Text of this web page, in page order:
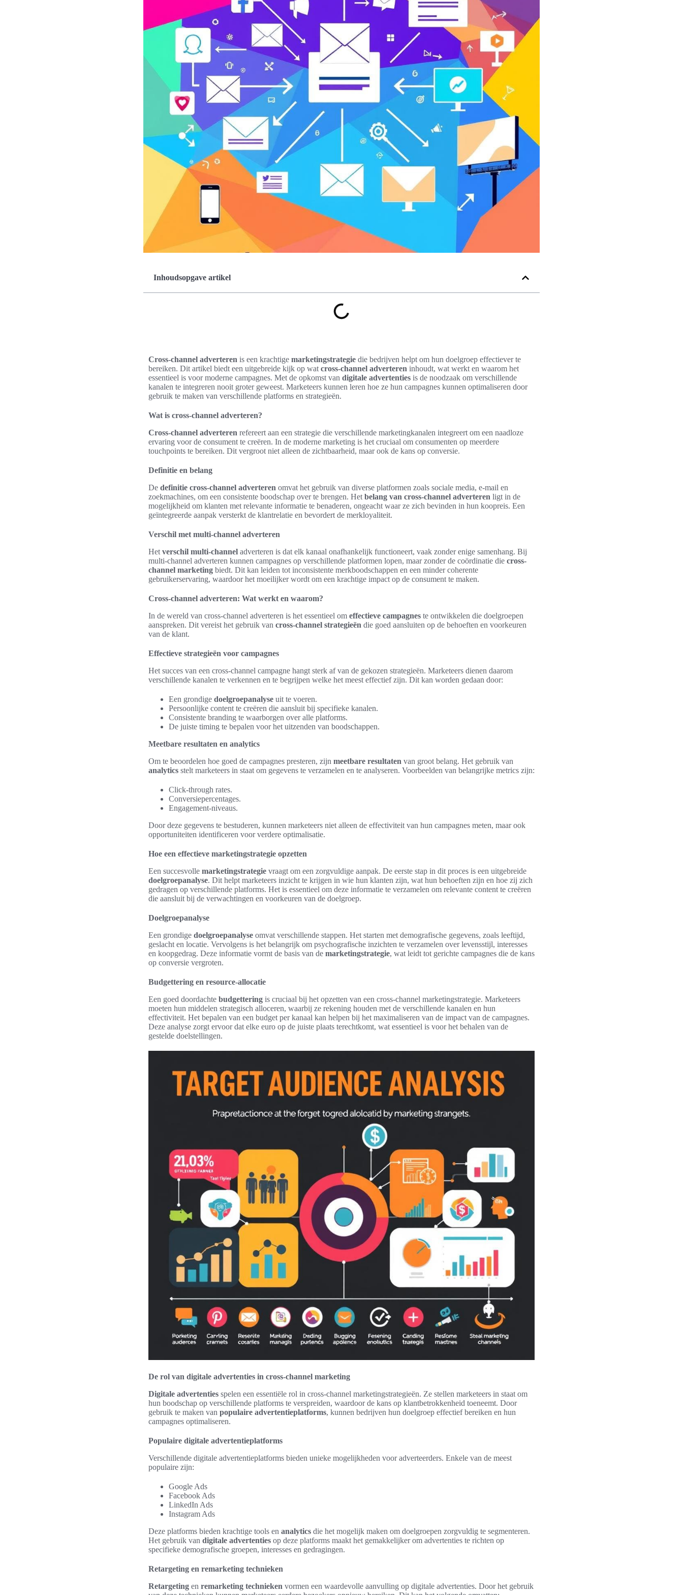
Inhoudsopgave artikel
Cross-channel adverteren is een krachtige marketingstrategie die bedrijven helpt om hun doelgroep effectiever te
bereiken. Dit artikel biedt een uitgebreide kijk op wat cross-channel adverteren inhoudt, wat werkt en waarom het
essentieel is voor moderne campagnes. Met de opkomst van digitale advertenties is de noodzaak om verschillende
kanalen te integreren nooit groter geweest. Marketeers kunnen leren hoe ze hun campagnes kunnen optimaliseren door
gebruik te maken van verschillende platforms en strategieën.
Wat is cross-channel adverteren?
Cross-channel adverteren refereert aan een strategie die verschillende marketingkanalen integreert om een naadloze
ervaring voor de consument te creëren. In de moderne marketing is het cruciaal om consumenten op meerdere
touchpoints te bereiken. Dit vergroot niet alleen de zichtbaarheid, maar ook de kans op conversie.
Definitie en belang
De definitie cross-channel adverteren omvat het gebruik van diverse platformen zoals sociale media, e-mail en
zoekmachines, om een consistente boodschap over te brengen. Het belang van cross-channel adverteren ligt in de
mogelijkheid om klanten met relevante informatie te benaderen, ongeacht waar ze zich bevinden in hun koopreis. Een
geïntegreerde aanpak versterkt de klantrelatie en bevordert de merkloyaliteit.
Verschil met multi-channel adverteren
Het verschil multi-channel adverteren is dat elk kanaal onafhankelijk functioneert, vaak zonder enige samenhang. Bij
multi-channel adverteren kunnen campagnes op verschillende platformen lopen, maar zonder de coördinatie die cross-
channel marketing biedt. Dit kan leiden tot inconsistente merkboodschappen en een minder coherente
gebruikerservaring, waardoor het moeilijker wordt om een krachtige impact op de consument te maken.
Cross-channel adverteren: Wat werkt en waarom?
In de wereld van cross-channel adverteren is het essentieel om effectieve campagnes te ontwikkelen die doelgroepen
aanspreken. Dit vereist het gebruik van cross-channel strategieën die goed aansluiten op de behoeften en voorkeuren
van de klant.
Effectieve strategieën voor campagnes
Het succes van een cross-channel campagne hangt sterk af van de gekozen strategieën. Marketeers dienen daarom
verschillende kanalen te verkennen en te begrijpen welke het meest effectief zijn. Dit kan worden gedaan door:
Een grondige doelgroepanalyse uit te voeren.
Persoonlijke content te creëren die aansluit bij specifieke kanalen.
Consistente branding te waarborgen over alle platforms.
De juiste timing te bepalen voor het uitzenden van boodschappen.
Meetbare resultaten en analytics
Om te beoordelen hoe goed de campagnes presteren, zijn meetbare resultaten van groot belang. Het gebruik van
analytics stelt marketeers in staat om gegevens te verzamelen en te analyseren. Voorbeelden van belangrijke metrics zijn:
Click-through rates.
Conversiepercentages.
Engagement-niveaus.
Door deze gegevens te bestuderen, kunnen marketeers niet alleen de effectiviteit van hun campagnes meten, maar ook
opportuniteiten identificeren voor verdere optimalisatie.
Hoe een effectieve marketingstrategie opzetten
Een succesvolle marketingstrategie vraagt om een zorgvuldige aanpak. De eerste stap in dit proces is een uitgebreide
doelgroepanalyse. Dit helpt marketeers inzicht te krijgen in wie hun klanten zijn, wat hun behoeften zijn en hoe zij zich
gedragen op verschillende platforms. Het is essentieel om deze informatie te verzamelen om relevante content te creëren
die aansluit bij de verwachtingen en voorkeuren van de doelgroep.
Doelgroepanalyse
Een grondige doelgroepanalyse omvat verschillende stappen. Het starten met demografische gegevens, zoals leeftijd,
geslacht en locatie. Vervolgens is het belangrijk om psychografische inzichten te verzamelen over levensstijl, interesses
en koopgedrag. Deze informatie vormt de basis van de marketingstrategie, wat leidt tot gerichte campagnes die de kans
op conversie vergroten.
Budgettering en resource-allocatie
Een goed doordachte budgettering is cruciaal bij het opzetten van een cross-channel marketingstrategie. Marketeers
moeten hun middelen strategisch alloceren, waarbij ze rekening houden met de verschillende kanalen en hun
effectiviteit. Het bepalen van een budget per kanaal kan helpen bij het maximaliseren van de impact van de campagnes.
Deze analyse zorgt ervoor dat elke euro op de juiste plaats terechtkomt, wat essentieel is voor het behalen van de
gestelde doelstellingen.
De rol van digitale advertenties in cross-channel marketing
Digitale advertenties spelen een essentiële rol in cross-channel marketingstrategieën. Ze stellen marketeers in staat om
hun boodschap op verschillende platforms te verspreiden, waardoor de kans op klantbetrokkenheid toeneemt. Door
gebruik te maken van populaire advertentieplatforms, kunnen bedrijven hun doelgroep effectief bereiken en hun
campagnes optimaliseren.
Populaire digitale advertentieplatforms
Verschillende digitale advertentieplatforms bieden unieke mogelijkheden voor adverteerders. Enkele van de meest
populaire zijn:
Google Ads
Facebook Ads
LinkedIn Ads
Instagram Ads
Deze platforms bieden krachtige tools en analytics die het mogelijk maken om doelgroepen zorgvuldig te segmenteren.
Het gebruik van digitale advertenties op deze platforms maakt het gemakkelijker om advertenties te richten op
specifieke demografische groepen, interesses en gedragingen.
Retargeting en remarketing technieken
Retargeting en remarketing technieken vormen een waardevolle aanvulling op digitale advertenties. Door het gebruik